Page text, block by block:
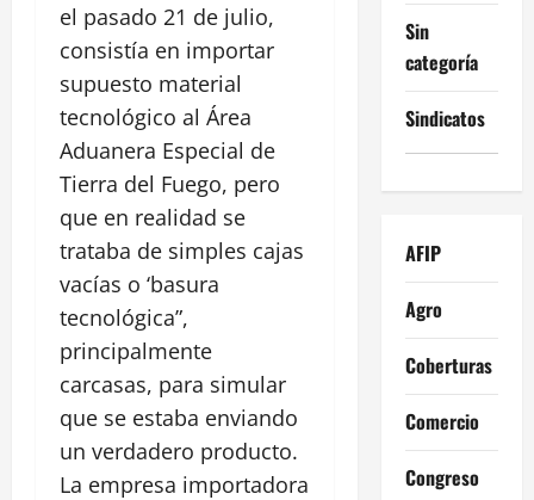
el pasado 21 de julio,
consistía en importar
supuesto material
tecnológico al Área
Aduanera Especial de
Tierra del Fuego, pero
que en realidad se
trataba de simples cajas
vacías o ‘basura
tecnológica”,
principalmente
carcasas, para simular
que se estaba enviando
un verdadero producto.
La empresa importadora
Sin
categoría
Sindicatos
AFIP
Agro
Coberturas
Comercio
Congreso